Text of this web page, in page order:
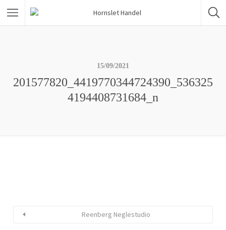
15/09/2021
201577820_4419770344724390_536325
4194408731684_n
Reenberg Neglestudio